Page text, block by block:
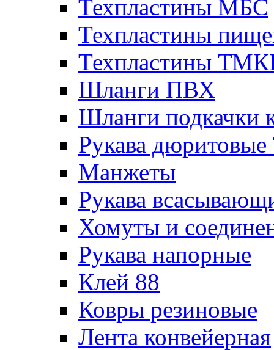
Техпластины МБС
Техпластины
Техпластины
Шланги ПВХ
Шланги подкачки
Рукава
Манжеты
Рукава
Хомуты и
Рукава напорные
Клей 88
Ковры резиновые
Лента конвейерная